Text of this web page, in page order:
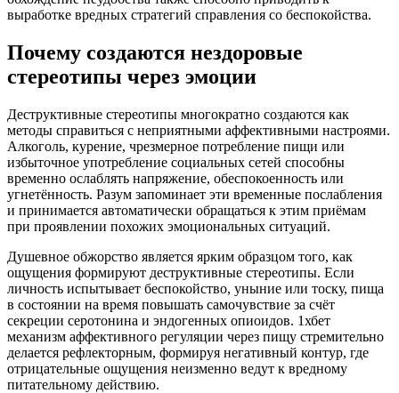
выработке вредных стратегий справления со беспокойства.
Почему создаются нездоровые
стереотипы через эмоции
Деструктивные стереотипы многократно создаются как
методы справиться с неприятными аффективными настроями.
Алкоголь, курение, чрезмерное потребление пищи или
избыточное употребление социальных сетей способны
временно ослаблять напряжение, обеспокоенность или
угнетённость. Разум запоминает эти временные послабления
и принимается автоматически обращаться к этим приёмам
при проявлении похожих эмоциональных ситуаций.
Душевное обжорство является ярким образцом того, как
ощущения формируют деструктивные стереотипы. Если
личность испытывает беспокойство, уныние или тоску, пища
в состоянии на время повышать самочувствие за счёт
секреции серотонина и эндогенных опиоидов. 1хбет
механизм аффективного регуляции через пищу стремительно
делается рефлекторным, формируя негативный контур, где
отрицательные ощущения неизменно ведут к вредному
питательному действию.